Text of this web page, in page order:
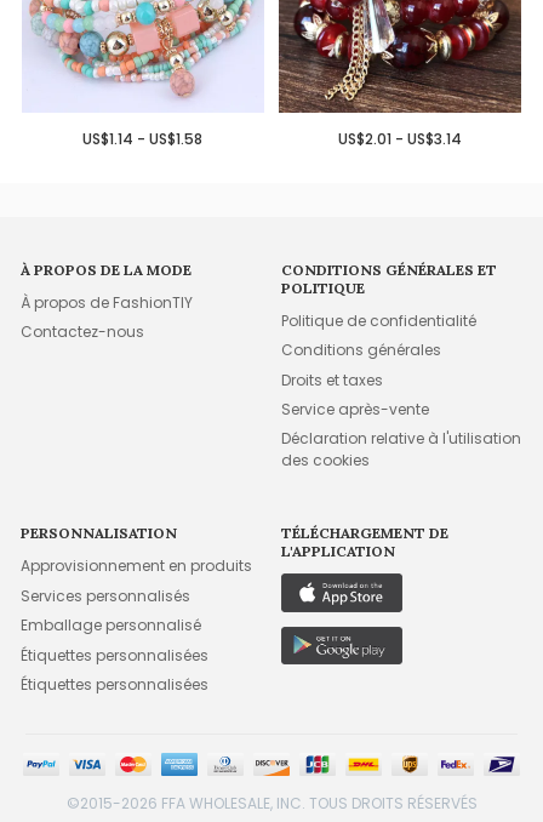
US$1.14 - US$1.58 US$2.01 - US$3.14
À PROPOS DE LA MODE
À propos de FashionTIY
Contactez-nous
CONDITIONS GÉNÉRALES ET
POLITIQUE
Politique de confidentialité
Conditions générales
Droits et taxes
Service après-vente
Déclaration relative à l'utilisation
des cookies
PERSONNALISATION
Approvisionnement en produits
Services personnalisés
Emballage personnalisé
Étiquettes personnalisées
Étiquettes personnalisées
TÉLÉCHARGEMENT DE
L'APPLICATION
©2015-2026 FFA WHOLESALE, INC. TOUS DROITS RÉSERVÉS